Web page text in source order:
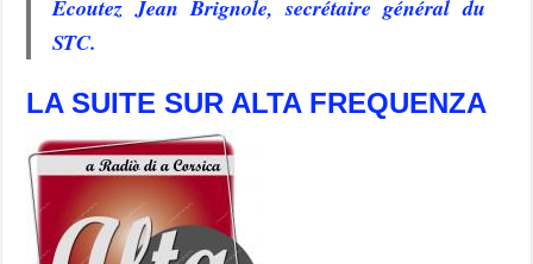
Écoutez Jean Brignole, secrétaire général du
STC.
LA SUITE SUR ALTA FREQUENZA